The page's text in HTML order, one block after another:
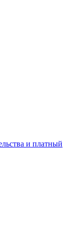
и платный